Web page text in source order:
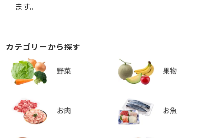
ます。
カテゴリーから探す